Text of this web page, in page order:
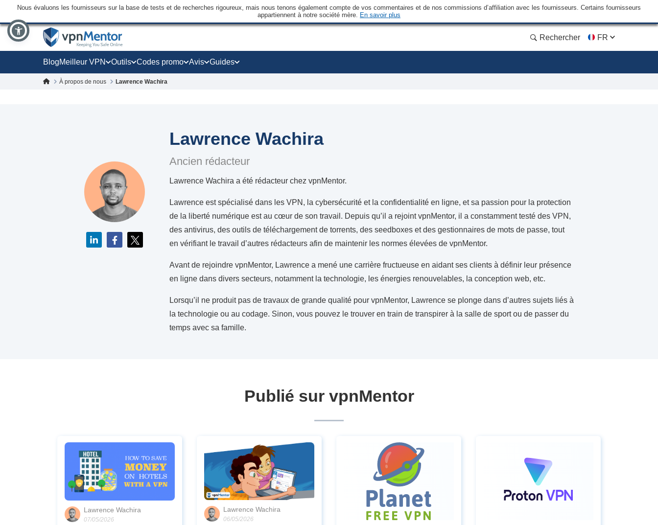
Nous évaluons les fournisseurs sur la base de tests et de recherches rigoureux, mais nous tenons également compte de vos commentaires et de nos commissions d’affiliation avec les fournisseurs. Certains fournisseurs
appartiennent à notre société mère. En savoir plus
Rechercher FR
BlogMeilleur VPN Outils Codes promo Avis Guides
À propos de nous Lawrence Wachira
Lawrence Wachira
Ancien rédacteur
Lawrence Wachira a été rédacteur chez vpnMentor.
Lawrence est spécialisé dans les VPN, la cybersécurité et la confidentialité en ligne, et sa passion pour la protection
de la liberté numérique est au cœur de son travail. Depuis qu’il a rejoint vpnMentor, il a constamment testé des VPN,
des antivirus, des outils de téléchargement de torrents, des seedboxes et des gestionnaires de mots de passe, tout
en vérifiant le travail d’autres rédacteurs afin de maintenir les normes élevées de vpnMentor.
Avant de rejoindre vpnMentor, Lawrence a mené une carrière fructueuse en aidant ses clients à définir leur présence
en ligne dans divers secteurs, notamment la technologie, les énergies renouvelables, la conception web, etc.
Lorsqu’il ne produit pas de travaux de grande qualité pour vpnMentor, Lawrence se plonge dans d’autres sujets liés à
la technologie ou au codage. Sinon, vous pouvez le trouver en train de transpirer à la salle de sport ou de passer du
temps avec sa famille.
Publié sur vpnMentor
Lawrence Wachira
07/05/2026
Lawrence Wachira
06/05/2026